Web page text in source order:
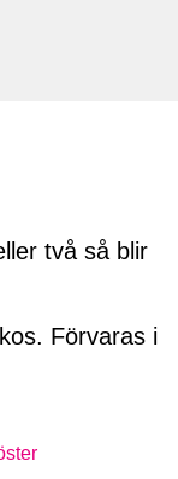
två så blir
Förvaras i